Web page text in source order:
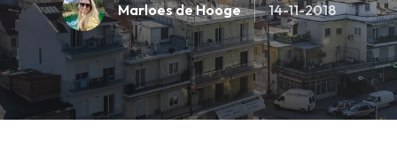
Marloes de Hooge 14-11-2018